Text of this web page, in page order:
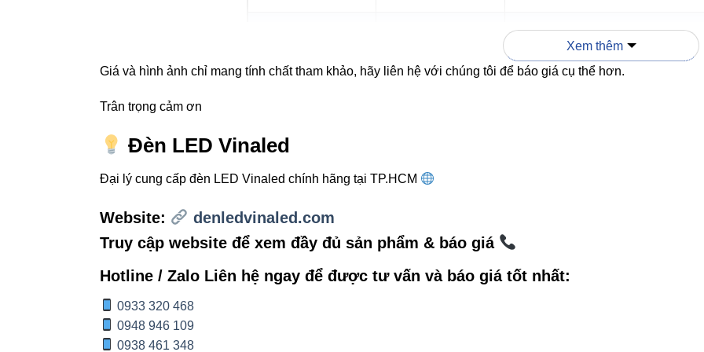
10.000-15.000 giờ
Chỉ số hoàn màu 80Ra 70Ra
Khoét lỗ Ø90mm tại vị trí lắp đặt.
Kết nối điện áp AC220-240V đúng cực.
Xem thêm
Giá và hình ảnh chỉ mang tính chất tham khảo, hãy liên hệ với chúng tôi để báo giá cụ thể hơn.
Trân trọng cảm ơn
Đèn LED Vinaled
Đại lý cung cấp đèn LED Vinaled chính hãng tại TP.HCM
Website:
denledvinaled.com
Truy cập website để xem đầy đủ sản phẩm & báo giá
Hotline / Zalo Liên hệ ngay để được tư vấn và báo giá tốt nhất:
0933 320 468
0948 946 109
0938 461 348